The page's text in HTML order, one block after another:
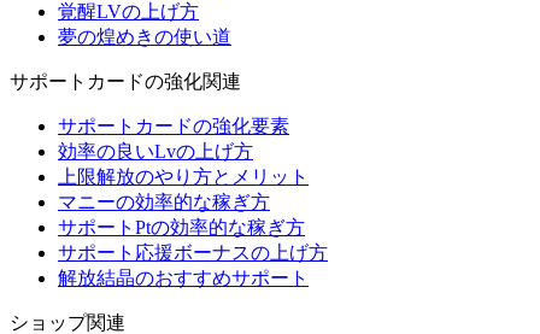
覚醒LVの上げ方
夢の煌めきの使い道
サポートカードの強化関連
サポートカードの強化要素
効率の良いLvの上げ方
上限解放のやり方とメリット
マニーの効率的な稼ぎ方
サポートPtの効率的な稼ぎ方
サポート応援ボーナスの上げ方
解放結晶のおすすめサポート
ショップ関連